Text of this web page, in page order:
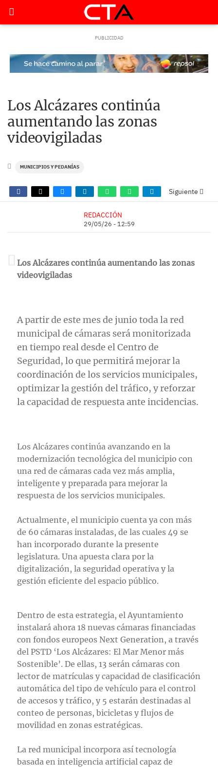
Los Alcázares continúa
aumentando las zonas
videovigiladas
MUNICIPIOS Y PEDANÍAS
Siguiente
REDACCIÓN
29/05/26 - 12:59
Los Alcázares continúa aumentando las zonas
videovigiladas
A partir de este mes de junio toda la red
municipal de cámaras será monitorizada
en tiempo real desde el Centro de
Seguridad, lo que permitirá mejorar la
coordinación de los servicios municipales,
optimizar la gestión del tráfico, y reforzar
la capacidad de respuesta ante incidencias.
Los Alcázares continúa avanzando en la
modernización tecnológica del municipio con
una red de cámaras cada vez más amplia,
inteligente y preparada para mejorar la
respuesta de los servicios municipales.
Actualmente, el municipio cuenta ya con más
de 60 cámaras instaladas, de las cuales 49 se
han incorporado durante la presente
legislatura. Una apuesta clara por la
digitalización, la seguridad operativa y la
gestión eficiente del espacio público.
Dentro de esta estrategia, el Ayuntamiento
instalará ahora 18 nuevas cámaras financiadas
con fondos europeos Next Generation, a través
del PSTD ‘Los Alcázares: El Mar Menor más
Sostenible’. De ellas, 13 serán cámaras con
lector de matrículas y capacidad de clasificación
automática del tipo de vehículo para el control
de accesos y tráfico, y 5 estarán destinadas al
conteo de personas, bicicletas y flujos de
movilidad en zonas estratégicas.
La red municipal incorpora así tecnología
basada en inteligencia artificial capaz de